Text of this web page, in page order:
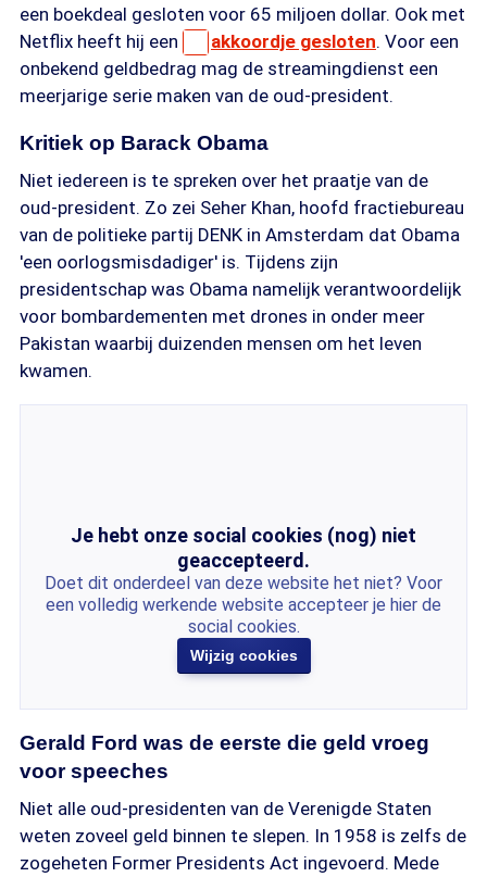
een boekdeal gesloten voor 65 miljoen dollar. Ook met
Netflix heeft hij een
akkoordje gesloten. Voor een
onbekend geldbedrag mag de streamingdienst een
meerjarige serie maken van de oud-president.
Kritiek op Barack Obama
Niet iedereen is te spreken over het praatje van de
oud-president. Zo zei Seher Khan, hoofd fractiebureau
van de politieke partij DENK in Amsterdam dat Obama
'een oorlogsmisdadiger' is. Tijdens zijn
presidentschap was Obama namelijk verantwoordelijk
voor bombardementen met drones in onder meer
Pakistan waarbij duizenden mensen om het leven
kwamen.
Je hebt onze social cookies (nog) niet
geaccepteerd.
Doet dit onderdeel van deze website het niet? Voor
een volledig werkende website accepteer je hier de
social cookies.
Wijzig cookies
Gerald Ford was de eerste die geld vroeg
voor speeches
Niet alle oud-presidenten van de Verenigde Staten
weten zoveel geld binnen te slepen. In 1958 is zelfs de
zogeheten Former Presidents Act ingevoerd. Mede